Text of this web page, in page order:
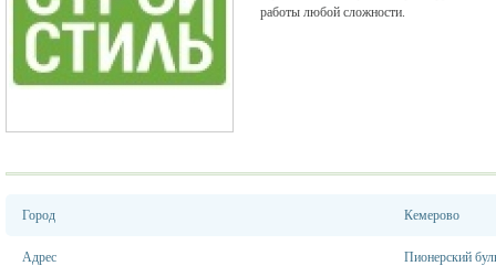
работы любой сложности.
Город Кемерово
Адрес Пионерский